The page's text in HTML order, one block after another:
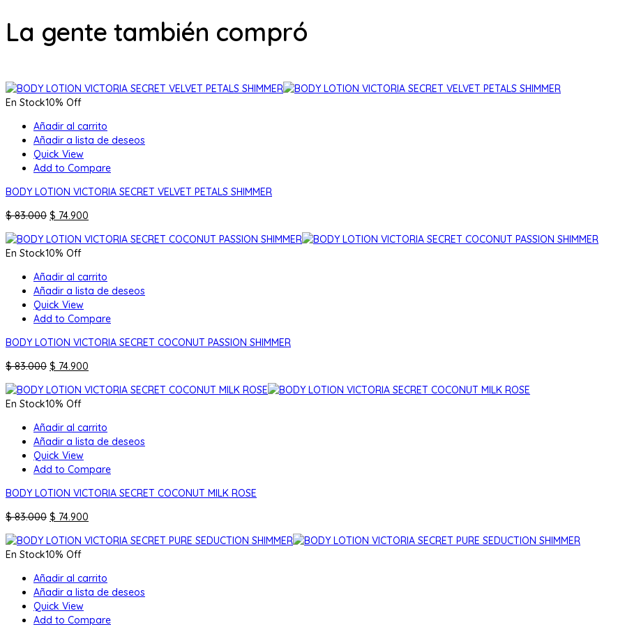
La gente también compró
En Stock10% Off
Añadir al carrito
Añadir a lista de deseos
Quick View
Add to Compare
BODY LOTION VICTORIA SECRET VELVET PETALS SHIMMER
$83.000 El
original
era:
$ 83.000.
$ 74.900
actual
$ 74.900.
En Stock10% Off
Añadir al carrito
Añadir a lista de deseos
Quick View
Add to Compare
BODY LOTION VICTORIA SECRET COCONUT PASSION SHIMMER
$83.000 El
original
era:
$ 83.000.
$ 74.900
actual
$ 74.900.
En Stock10% Off
Añadir al carrito
Añadir a lista de deseos
Quick View
Add to Compare
BODY LOTION VICTORIA SECRET COCONUT MILK ROSE
$83.000 El
original
era:
$ 83.000.
$ 74.900
actual
$ 74.900.
En Stock10% Off
Añadir al carrito
Añadir a lista de deseos
Quick View
Add to Compare